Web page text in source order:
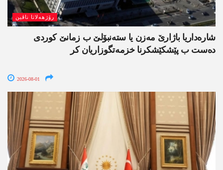
رۆژھەلاتا ناڤین
شارەداریا باژارێ مەزن یا ستەنبۆلێ ب زمانێ کوردی
دەست ب پێشکێشکرنا خزمەتگوزاریان کر
2026-08-01